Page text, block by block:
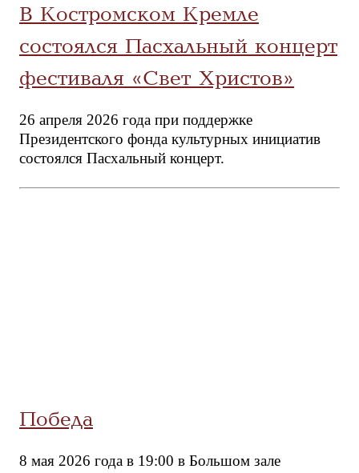
В Костромском Кремле
состоялся Пасхальный концерт
фестиваля «Свет Христов»
26 апреля 2026 года при поддержке
Президентского фонда культурных инициатив
состоялся Пасхальный концерт.
Победа
8 мая 2026 года в 19:00 в Большом зале